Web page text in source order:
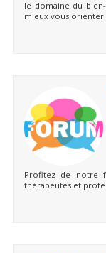
le domaine du
mieux vous orienter
Profitez de notre
thérapeutes et